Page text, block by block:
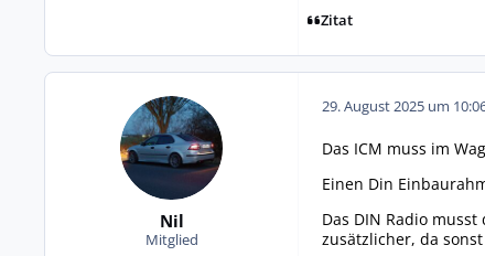
Zitat
Nil
Mitglied
29. August 2025 um
Das ICM muss im
Einen Din
Das DIN Radio
zusätzlicher, da